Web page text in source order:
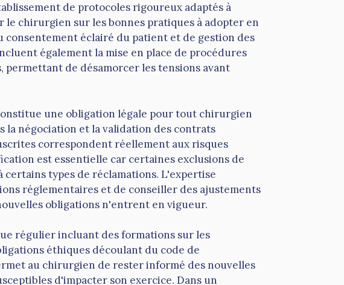
de protocoles rigoureux adaptés à
chirurgien sur les bonnes pratiques à adopter en
éclairé du patient et de gestion des
également la mise en place de procédures
de désamorcer les tensions avant
une obligation légale pour tout chirurgien
la négociation et la validation des contrats
correspondent réellement aux risques
est essentielle car certaines exclusions de
types de réclamations. L'expertise
réglementaires et de conseiller des ajustements
obligations n'entrent en vigueur.
régulier incluant des formations sur les
éthiques découlant du code de
au chirurgien de rester informé des nouvelles
d'impacter son exercice. Dans un